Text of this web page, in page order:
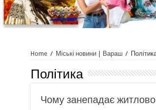
Home / Міські новини | Вараш /
Політика
Чому занепадає